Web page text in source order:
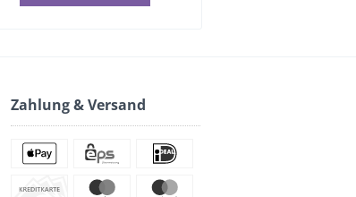
Zahlung & Versand